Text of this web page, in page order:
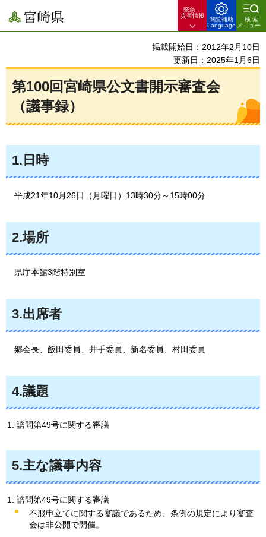
宮崎県
緊急・
災害情報
閲覧補助
Language
検索
メニュー
掲載開始日：2012年2月10日
更新日：2025年1月6日
第100回宮崎県公文書開示審査会
（議事録）
1.日時
平成21年10月26日（月曜日）13時30分～15時00分
2.場所
県庁本館3階特別室
3.出席者
郷会長 、飯田委員、井手委員、新名委員、村田委員
4.議題
諮問第49号に関する審議
5.主な議事内容
諮問第49号に関する審議
不服申立てに関する審議であるため、条例の規定により審査
会は非公開で開催。